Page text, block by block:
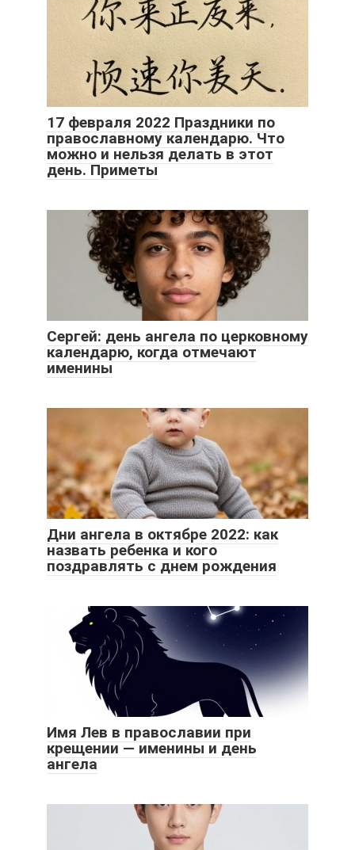
17 февраля 2022 Праздники по
православному календарю. Что
можно и нельзя делать в этот
день. Приметы
Сергей: день ангела по церковному
календарю, когда отмечают
именины
Дни ангела в октябре 2022: как
назвать ребенка и кого
поздравлять с днем рождения
Имя Лев в православии при
крещении — именины и день
ангела